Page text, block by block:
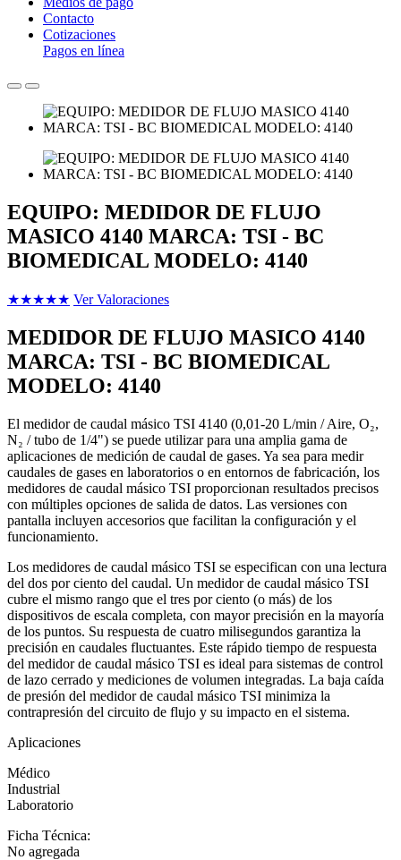
Contacto
Cotizaciones
Pagos en línea
EQUIPO: MEDIDOR DE FLUJO
MASICO 4140 MARCA: TSI - BC
BIOMEDICAL MODELO: 4140
★★★★★ Ver Valoraciones
MEDIDOR DE FLUJO MASICO 4140
MARCA: TSI - BC BIOMEDICAL
MODELO: 4140
El medidor de caudal másico TSI 4140 (0,01-20 L/min / Aire, O₂,
N₂ / tubo de 1/4") se puede utilizar para una amplia gama de
aplicaciones de medición de caudal de gases. Ya sea para medir
caudales de gases en laboratorios o en entornos de fabricación, los
medidores de caudal másico TSI proporcionan resultados precisos
con múltiples opciones de salida de datos. Las versiones con
pantalla incluyen accesorios que facilitan la configuración y el
funcionamiento.
Los medidores de caudal másico TSI se especifican con una lectura
del dos por ciento del caudal. Un medidor de caudal másico TSI
cubre el mismo rango que el tres por ciento (o más) de los
dispositivos de escala completa, con mayor precisión en la mayoría
de los puntos. Su respuesta de cuatro milisegundos garantiza la
precisión en caudales fluctuantes. Este rápido tiempo de respuesta
del medidor de caudal másico TSI es ideal para sistemas de control
de lazo cerrado y mediciones de volumen integradas. La baja caída
de presión del medidor de caudal másico TSI minimiza la
contrapresión del circuito de flujo y su impacto en el sistema.
Aplicaciones
Médico
Industrial
Laboratorio
Ficha Técnica:
No agregada